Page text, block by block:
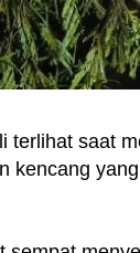
terlihat saat
kencang